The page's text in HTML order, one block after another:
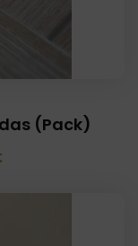
(Pack)
Rango